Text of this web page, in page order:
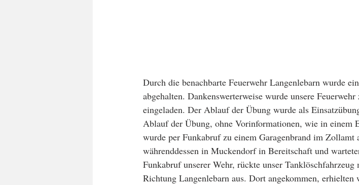
Durch die benachbarte Feuerwehr Langenlebarn wurde
abgehalten. Dankenswerterweise wurde unsere
eingeladen. Der Ablauf der Übung wurde als
Ablauf der Übung, ohne Vorinformationen, wie in einem
wurde per Funkabruf zu einem Garagenbrand im Zollamt
währenddessen in Muckendorf in Bereitschaft und
Funkabruf unserer Wehr, rückte unser
Richtung Langenlebarn aus. Dort angekommen,